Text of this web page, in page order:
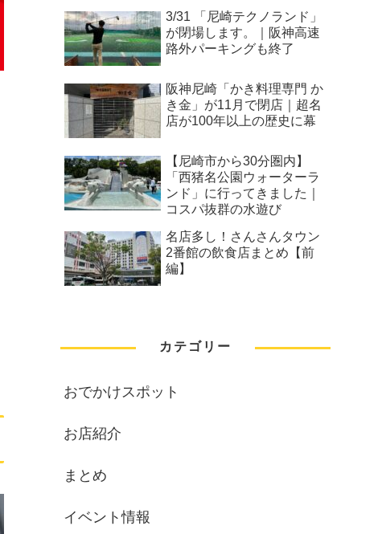
3/31 「尼崎テクノランド」
が閉場します。｜阪神高速
路外パーキングも終了
阪神尼崎「かき料理専門 か
き金」が11月で閉店｜超名
店が100年以上の歴史に幕
【尼崎市から30分圏内】
「西猪名公園ウォーターラ
ンド」に行ってきました｜
コスパ抜群の水遊び
名店多し！さんさんタウン
2番館の飲食店まとめ【前
編】
カテゴリー
おでかけスポット
お店紹介
まとめ
イベント情報